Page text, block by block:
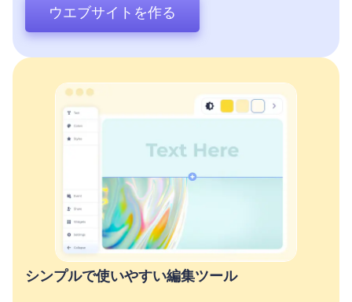
ウエブサイトを作る
シンプルで使いやすい編集ツール